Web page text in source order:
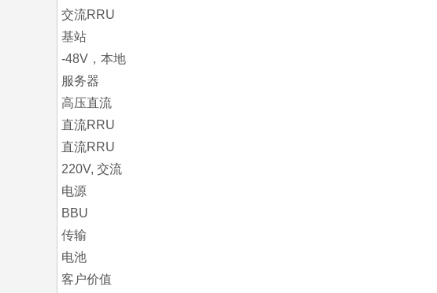
交流RRU
基站
-48V，本地
服务器
高压直流
直流RRU
直流RRU
220V, 交流
电源
BBU
传输
电池
客户价值